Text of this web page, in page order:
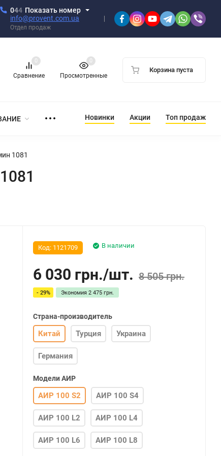
044 Показать номер
info@provent.com.ua
Отдел продаж
Сравнение
0
Просмотренные
0
Корзина пуста
Новинки Акции Топ продаж
1081
В наличии
Код: 1121709
6 030 грн./шт. 8 505 грн.
- 29% Экономия2 475 грн.
Страна-производитель
Китай Турция Украина
Германия
Модели АИР
АИР 100 S2 АИР 100 S4
АИР 100 L2 АИР 100 L4
АИР 100 L6 АИР 100 L8